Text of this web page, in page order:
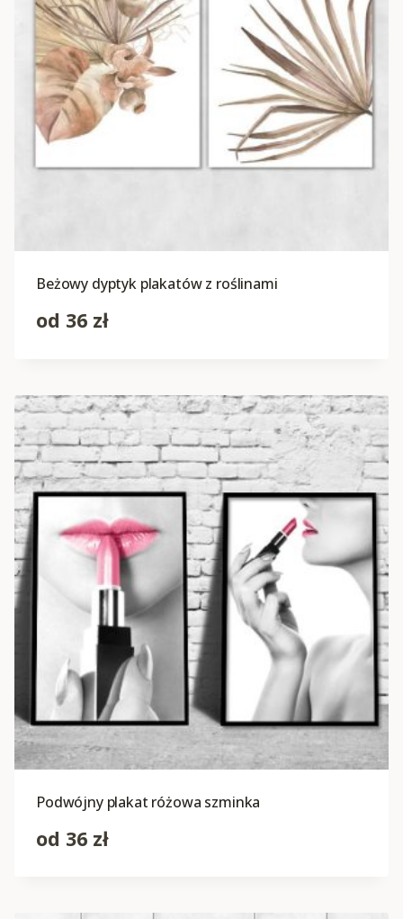
Beżowy dyptyk plakatów z roślinami
od 36 zł
Podwójny plakat różowa szminka
od 36 zł